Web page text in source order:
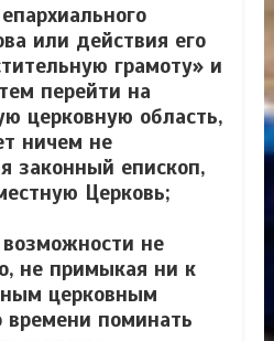
или действия его
грамоту» и
перейти на
церковную область,
ничем не
законный епископ,
Церковь;
не
не примыкая ни к
церковным
времени поминать